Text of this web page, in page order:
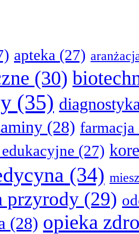
apteka (27)
(30)
(35)
(28) farmacja
(27)
(34)
przyrody (29)
(28) opieka